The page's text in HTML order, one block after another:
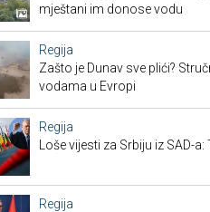
mještani im donose vodu
Regija
Zašto je Dunav sve plići?
vodama u Evropi
Regija
Loše vijesti za Srbiju iz SAD-
Regija